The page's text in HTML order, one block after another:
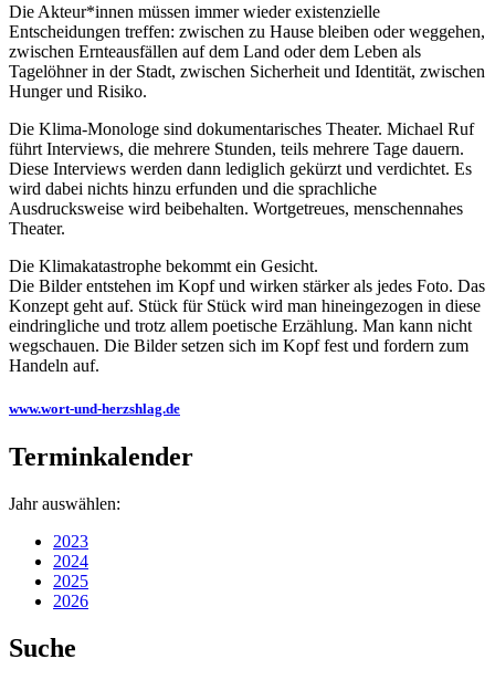
Die Akteur*innen müssen immer wieder existenzielle
Entscheidungen treffen: zwischen zu Hause bleiben oder weggehen,
zwischen Ernteausfällen auf dem Land oder dem Leben als
Tagelöhner in der Stadt, zwischen Sicherheit und Identität, zwischen
Hunger und Risiko.
Die Klima-Monologe sind dokumentarisches Theater. Michael Ruf
führt Interviews, die mehrere Stunden, teils mehrere Tage dauern.
Diese Interviews werden dann lediglich gekürzt und verdichtet. Es
wird dabei nichts hinzu erfunden und die sprachliche
Ausdrucksweise wird beibehalten. Wortgetreues, menschennahes
Theater.
Die Klimakatastrophe bekommt ein Gesicht.
Die Bilder entstehen im Kopf und wirken stärker als jedes Foto. Das
Konzept geht auf. Stück für Stück wird man hineingezogen in diese
eindringliche und trotz allem poetische Erzählung. Man kann nicht
wegschauen. Die Bilder setzen sich im Kopf fest und fordern zum
Handeln auf.
www.wort-und-herzshlag.de
Terminkalender
Jahr auswählen:
2023
2024
2025
2026
Suche